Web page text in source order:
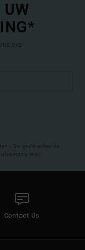
- De gedetailleerde
e-mail
Contact Us